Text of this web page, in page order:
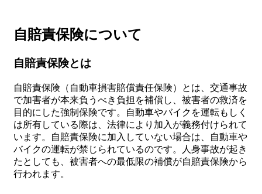
自賠責保険について
自賠責保険とは
自賠責保険（自動車損害賠償責任保険）とは、交通事故
で加害者が本来負うべき負担を補償し、被害者の救済を
目的にした強制保険です。自動車やバイクを運転もしく
は所有している際は、法律により加入が義務付けられて
います。自賠責保険に加入していない場合は、自動車や
バイクの運転が禁じられているのです。人身事故が起き
たとしても、被害者への最低限の補償が自賠責保険から
行われます。